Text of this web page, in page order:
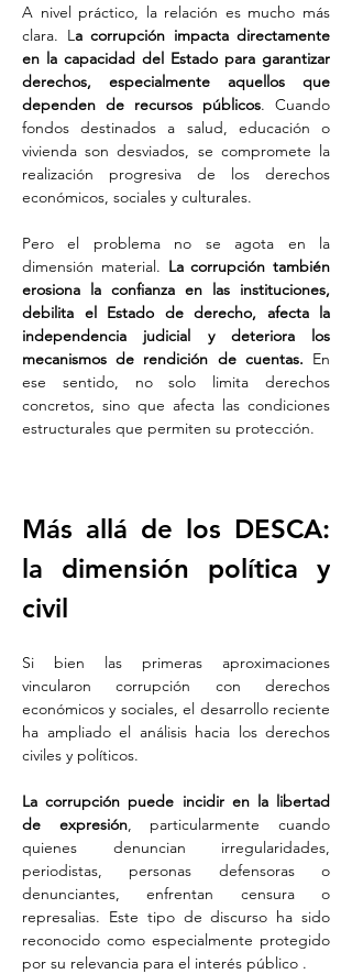
A nivel práctico, la relación es mucho más
clara. La corrupción impacta directamente
en la capacidad del Estado para garantizar
derechos, especialmente aquellos que
dependen de recursos públicos. Cuando
fondos destinados a salud, educación o
vivienda son desviados, se compromete la
realización progresiva de los derechos
económicos, sociales y culturales.
Pero el problema no se agota en la
dimensión material. La corrupción también
erosiona la confianza en las instituciones,
debilita el Estado de derecho, afecta la
independencia judicial y deteriora los
mecanismos de rendición de cuentas. En
ese sentido, no solo limita derechos
concretos, sino que afecta las condiciones
estructurales que permiten su protección.
Más allá de los DESCA:
la dimensión política y
civil
Si bien las primeras aproximaciones
vincularon corrupción con derechos
económicos y sociales, el desarrollo reciente
ha ampliado el análisis hacia los derechos
civiles y políticos.
La corrupción puede incidir en la libertad
de expresión, particularmente cuando
quienes denuncian irregularidades,
periodistas, personas defensoras o
denunciantes, enfrentan censura o
represalias. Este tipo de discurso ha sido
reconocido como especialmente protegido
por su relevancia para el interés público .